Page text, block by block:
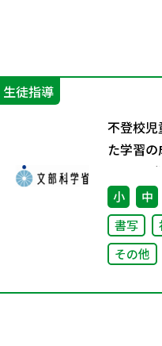
生徒指導
不登校児
た学習
ついて（
小 中
書写
その他